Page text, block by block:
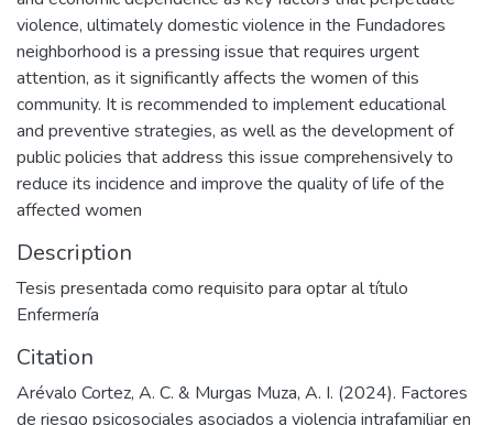
violence, ultimately domestic violence in the Fundadores
neighborhood is a pressing issue that requires urgent
attention, as it significantly affects the women of this
community. It is recommended to implement educational
and preventive strategies, as well as the development of
public policies that address this issue comprehensively to
reduce its incidence and improve the quality of life of the
affected women
Description
Tesis presentada como requisito para optar al título
Enfermería
Citation
Arévalo Cortez, A. C. & Murgas Muza, A. I. (2024). Factores
de riesgo psicosociales asociados a violencia intrafamiliar en